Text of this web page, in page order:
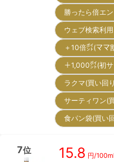
勝ったら倍エ
ウェブ検索利
＋10倍㌽(マ
＋1,000㌽(初
ラクマ(買い
サーティワン(
食パン袋(買い
7位 15.8 円/100ml